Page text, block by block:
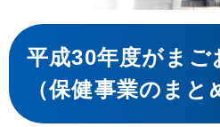
本
文
平成30年度がまご
（保健事業のまと